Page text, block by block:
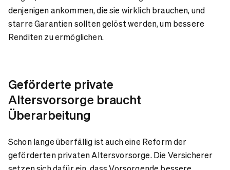
denjenigen ankommen, die sie wirklich brauchen, und
starre Garantien sollten gelöst werden, um bessere
Renditen zu ermöglichen.
Geförderte private
Altersvorsorge braucht
Überarbeitung
Schon lange überfällig ist auch eine Reform der
geförderten privaten Altersvorsorge. Die Versicherer